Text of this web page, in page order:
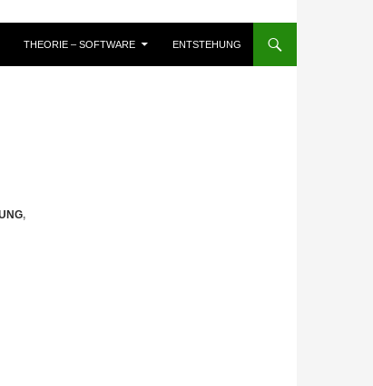
THEORIE – SOFTWARE ENTSTEHUNG
,